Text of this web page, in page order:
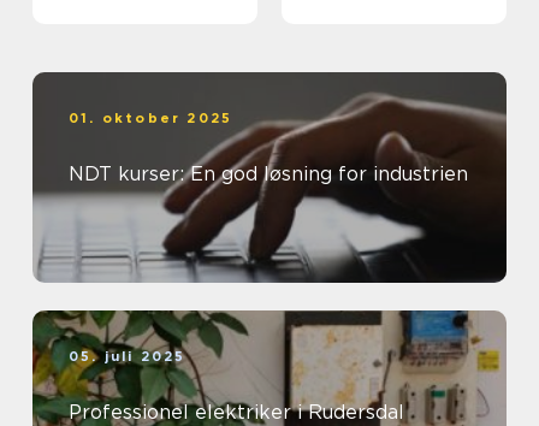
01. oktober 2025
NDT kurser: En god løsning for industrien
05. juli 2025
Professionel elektriker i Rudersdal